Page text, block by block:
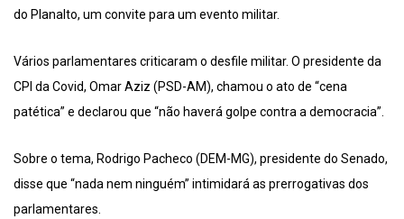
do Planalto, um convite para um evento militar.
Vários parlamentares criticaram o desfile militar. O presidente da
CPI da Covid, Omar Aziz (PSD-AM), chamou o ato de “cena
patética” e declarou que “não haverá golpe contra a democracia”.
Sobre o tema, Rodrigo Pacheco (DEM-MG), presidente do Senado,
disse que “nada nem ninguém” intimidará as prerrogativas dos
parlamentares.